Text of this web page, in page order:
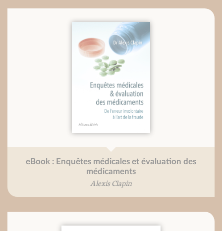
eBook : Enquêtes médicales et évaluation des
médicaments
Alexis Clapin